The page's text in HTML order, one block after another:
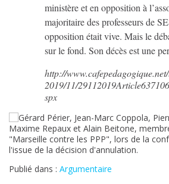
ministère et en opposition à
majoritaire des professeurs de
opposition était vive. Mais le
sur le fond. Son décès est une
http://
2019/11/
spx
Publié dans : Argumentaire